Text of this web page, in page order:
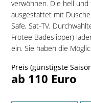
verwöhnen. Die hell
ausgestattet mit Dusche
Safe, Sat-TV,
Frotee Badeslipper)
ein. Sie haben die
Preis (günstigste
ab 110 Euro